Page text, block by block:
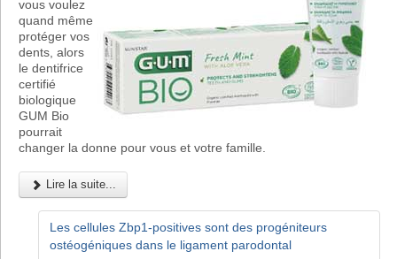
vous voulez
quand même
protéger vos
dents, alors
le dentifrice
certifié
biologique
GUM Bio
pourrait
changer la donne pour vous et votre famille.
Lire la suite...
Les cellules Zbp1-positives sont des progéniteurs
ostéogéniques dans le ligament parodontal